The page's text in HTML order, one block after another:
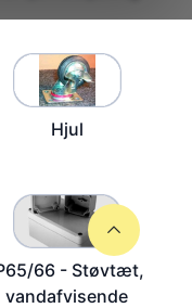
Hjul
66 - Støvtæt,
vandafvisende